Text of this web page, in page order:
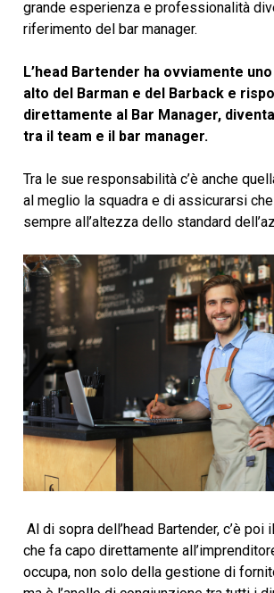
grande esperienza e professionalità
riferimento del bar manager.
L’head Bartender ha ovviamente
alto del Barman e del Barback e
direttamente al Bar Manager,
tra il team e il bar manager.
Tra le sue responsabilità c’è anche
al meglio la squadra e di assicurarsi
sempre all’altezza dello standard
Al di sopra dell’head Bartender, c’è poi il
che fa capo direttamente
occupa, non solo della gestione di